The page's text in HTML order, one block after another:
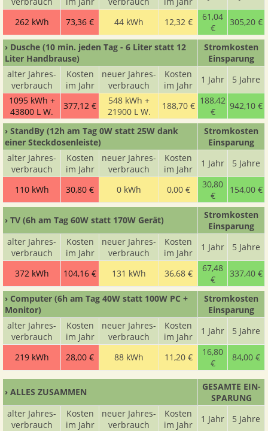
262 kWh 73,36 € 44 kWh 12,32 €
61,04
€
305,20 €
› Dusche (10 min. jeden Tag - 6 Liter statt 12
Liter Handbrause)
Strom­kosten
Ein­sparung
alter Jahres­
ver­brauch
Kosten
im Jahr
neuer Jahres­
ver­brauch
Kosten
im Jahr
1 Jahr
5 Jahre
1095 kWh +
43800 L W.
377,12 €
548 kWh +
21900 L W.
188,70 € 188,42
€
942,10 €
› StandBy (12h am Tag 0W statt 25W dank
einer Steckdosenleiste)
Strom­kosten
Ein­sparung
alter Jahres­
ver­brauch
Kosten
im Jahr
neuer Jahres­
ver­brauch
Kosten
im Jahr
1 Jahr 5 Jahre
110 kWh 30,80 € 0 kWh 0,00 €
30,80
€
154,00 €
› TV (6h am Tag 60W statt 170W Gerät)
Strom­kosten
Ein­sparung
alter Jahres­
ver­brauch
Kosten
im Jahr
neuer Jahres­
ver­brauch
Kosten
im Jahr
1 Jahr 5 Jahre
372 kWh 104,16 € 131 kWh 36,68 €
67,48
€
337,40 €
› Computer (6h am Tag 40W statt 100W PC +
Monitor)
Strom­kosten
Ein­sparung
alter Jahres­
ver­brauch
Kosten
im Jahr
neuer Jahres­
ver­brauch
Kosten
im Jahr
1 Jahr 5 Jahre
219 kWh 28,00 € 88 kWh 11,20 €
16,80
€
84,00 €
› ALLES ZUSAMMEN
GESAMTE EIN­
SPARUNG
alter Jahres­
ver­brauch
Kosten
im Jahr
neuer Jahres­
ver­brauch
Kosten
im Jahr
1 Jahr 5 Jahre